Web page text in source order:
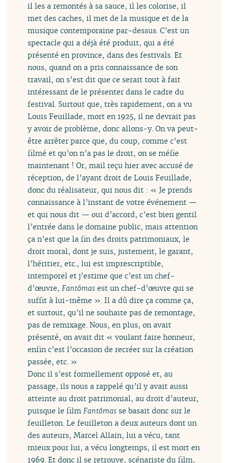
il les a remontés à sa sauce, il les colorise, il
met des caches, il met de la musique et de la
musique contemporaine par-dessus. C’est un
spectacle qui a déjà été produit, qui a été
présenté en province, dans des festivals. Et
nous, quand on a pris connaissance de son
travail, on s’est dit que ce serait tout à fait
intéressant de le présenter dans le cadre du
festival. Surtout que, très rapidement, on a vu
Louis Feuillade, mort en 1925, il ne devrait pas
y avoir de problème, donc allons-y. On va peut-
être arrêter parce que, du coup, comme c’est
filmé et qu’on n’a pas le droit, on se méfie
maintenant ! Or, mail reçu hier avec accusé de
réception, de l’ayant droit de Louis Feuillade,
donc du réalisateur, qui nous dit : « Je prends
connaissance à l’instant de votre événement —
et qui nous dit — oui d’accord, c’est bien gentil
l’entrée dans le domaine public, mais attention
ça n’est que la fin des droits patrimoniaux, le
droit moral, dont je suis, justement, le garant,
l’héritier, etc., lui est imprescriptible,
intemporel et j’estime que c’est un chef-
d’œuvre, Fantômas est un chef-d’œuvre qui se
suffit à lui-même ». Il a dû dire ça comme ça,
et surtout, qu’il ne souhaite pas de remontage,
pas de remixage. Nous, en plus, on avait
présenté, on avait dit « voulant faire honneur,
enfin c’est l’occasion de recréer sur la création
passée, etc. »
Donc il s’est formellement opposé et, au
passage, ils nous a rappelé qu’il y avait aussi
atteinte au droit patrimonial, au droit d’auteur,
puisque le film Fantômas se basait donc sur le
feuilleton. Le feuilleton a deux auteurs dont un
des auteurs, Marcel Allain, lui a vécu, tant
mieux pour lui, a vécu longtemps, il est mort en
1969. Et donc il se retrouve, scénariste du film,